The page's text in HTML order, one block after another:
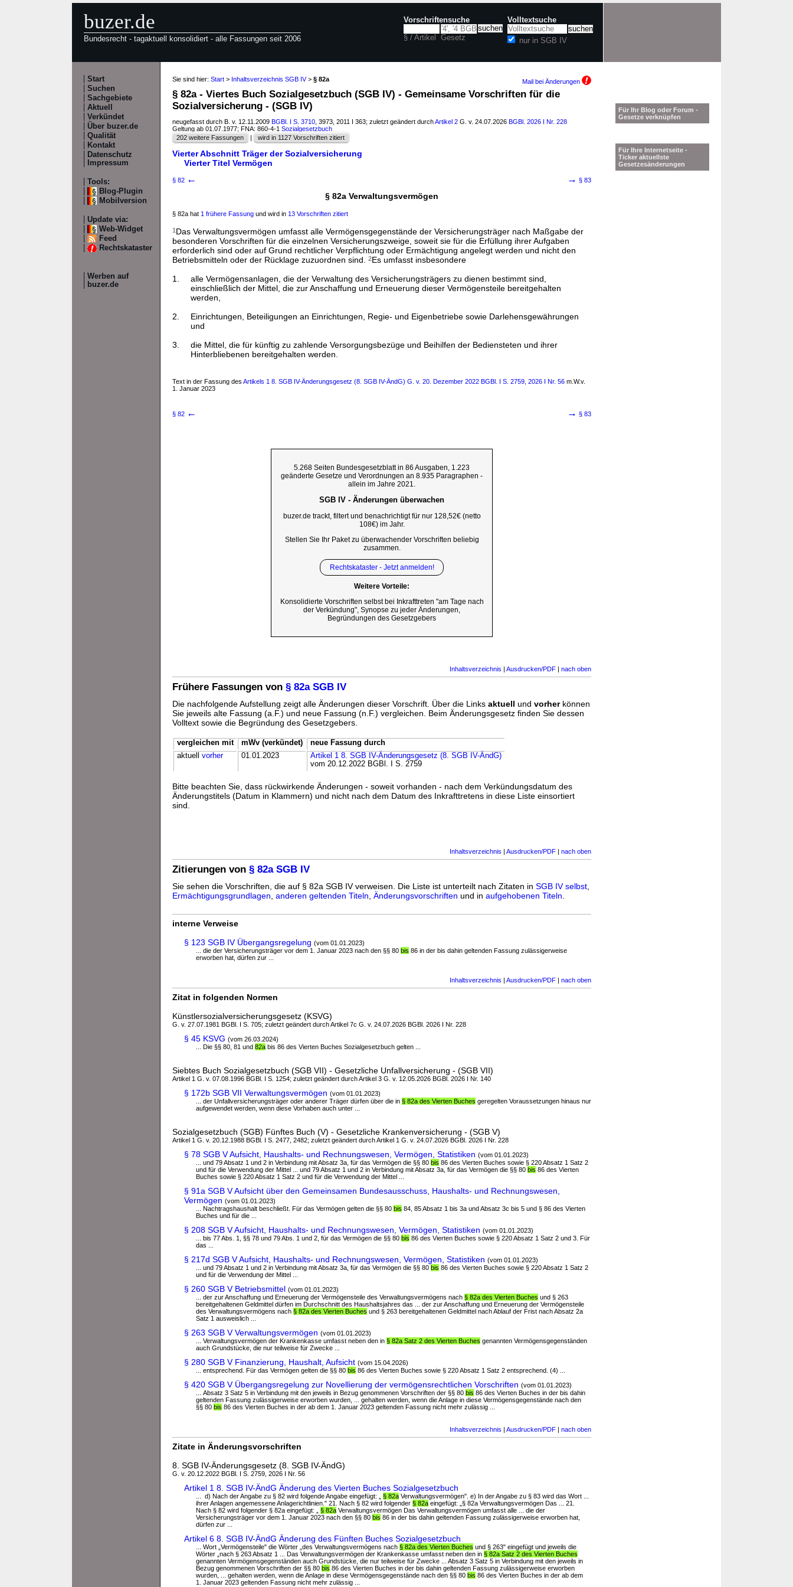
buzer.de
Bundesrecht - tagaktuell konsolidiert - alle Fassungen seit 2006
Vorschriftensuche
§ / Artikel Gesetz
Volltextsuche
nur in SGB IV
Start
Suchen
Sachgebiete
Aktuell
Verkündet
Über buzer.de
Qualität
Kontakt
Datenschutz
Impressum
Tools:
Blog-Plugin
Mobilversion
Update via:
Web-Widget
Feed
Rechtskataster
Werben auf
buzer.de
Sie sind hier: Start > Inhaltsverzeichnis SGB IV> § 82a Mail bei Änderungen
§ 82a - Viertes Buch Sozialgesetzbuch (SGB IV) - Gemeinsame Vorschriften für die
Sozialversicherung - (SGB IV)
neugefasst durch B. v. 12.11.2009 BGBl. I S. 3710 , 3973, 2011 I 363; zuletzt geändert durchArtikel 2 G. v. 24.07.2026 BGBl. 2026 I Nr. 228
Geltung ab 01.07.1977; FNA: 860-4-1 Sozialgesetzbuch
202 weitere Fassungen
| wird in 1127 Vorschriften zitiert
Vierter Abschnitt Träger der Sozialversicherung
Vierter Titel Vermögen
§ 82 ← → § 83
§ 82a Verwaltungsvermögen
§ 82a hat 1 frühere Fassung und wird in 13 Vorschriften zitiert
1Das Verwaltungsvermögen umfasst alle Vermögensgegenstände der Versicherungsträger nach Maßgabe der
besonderen Vorschriften für die einzelnen Versicherungszweige, soweit sie für die Erfüllung ihrer Aufgaben
erforderlich sind oder auf Grund rechtlicher Verpflichtung oder Ermächtigung angelegt werden und nicht den
Betriebsmitteln oder der Rücklage zuzuordnen sind.
2Es umfasst insbesondere
1.
alle Vermögensanlagen, die der Verwaltung des Versicherungsträgers zu dienen bestimmt sind,
einschließlich der Mittel, die zur Anschaffung und Erneuerung dieser Vermögensteile bereitgehalten
werden,
2.
Einrichtungen, Beteiligungen an Einrichtungen, Regie- und Eigenbetriebe sowie Darlehensgewährungen
und
3.
die Mittel, die für künftig zu zahlende Versorgungsbezüge und Beihilfen der Bediensteten und ihrer
Hinterbliebenen bereitgehalten werden.
Text in der Fassung des Artikels 1 8. SGB IV-Änderungsgesetz (8. SGB IV-ÄndG) G. v. 20. Dezember 2022 BGBl. I S. 2759, 2026 I Nr. 56 m.W.v.
1. Januar 2023
§ 82 ← → § 83
5.268 Seiten Bundesgesetzblatt in 86 Ausgaben, 1.223
geänderte Gesetze und Verordnungen an 8.935 Paragraphen -
allein im Jahre 2021.
SGB IV - Änderungen überwachen
buzer.de trackt, filtert und benachrichtigt für nur 128,52€ (netto
108€) im Jahr.
Stellen Sie Ihr Paket zu überwachender Vorschriften beliebig
zusammen.
Rechtskataster - Jetzt anmelden!
Weitere Vorteile:
Konsolidierte Vorschriften selbst bei Inkrafttreten "am Tage nach
der Verkündung", Synopse zu jeder Änderungen,
Begründungen des Gesetzgebers
Inhaltsverzeichnis | Ausdrucken/PDF | nach oben
Frühere Fassungen von § 82a SGB IV
Die nachfolgende Aufstellung zeigt alle Änderungen dieser Vorschrift. Über die Links aktuell und vorherkönnen
Sie jeweils alte Fassung (a.F.) und neue Fassung (n.F.) vergleichen. Beim Änderungsgesetz finden Sie dessen
Volltext sowie die Begründung des Gesetzgebers.
vergleichen mit mWv (verkündet)
neue Fassung durch
aktuell vorher 01.01.2023
Artikel 1 8. SGB IV-Änderungsgesetz (8. SGB IV-ÄndG)
vom 20.12.2022 BGBl. I S. 2759
Bitte beachten Sie, dass rückwirkende Änderungen - soweit vorhanden - nach dem Verkündungsdatum des
Änderungstitels (Datum in Klammern) und nicht nach dem Datum des Inkrafttretens in diese Liste einsortiert
sind.
Inhaltsverzeichnis | Ausdrucken/PDF | nach oben
Zitierungen von § 82a SGB IV
Sie sehen die Vorschriften, die auf § 82a SGB IV verweisen. Die Liste ist unterteilt nach Zitaten in SGB IV selbst
Ermächtigungsgrundlagen anderen geltenden Titeln Änderungsvorschriften und in aufgehobenen Titeln
interne Verweise
§ 123 SGB IV Übergangsregelung (vom 01.01.2023)
... die der Versicherungsträger vor dem 1. Januar 2023 nach den §§ 80 bis 86 in der bis dahin geltenden Fassung zulässigerweise
erworben hat, dürfen zur ...
Inhaltsverzeichnis | Ausdrucken/PDF | nach oben
Zitat in folgenden Normen
Künstlersozialversicherungsgesetz (KSVG)
G. v. 27.07.1981 BGBl. I S. 705; zuletzt geändert durch Artikel 7c G. v. 24.07.2026 BGBl. 2026 I Nr. 228
§ 45 KSVG (vom 26.03.2024)
... Die §§ 80, 81 und 82a bis 86 des Vierten Buches Sozialgesetzbuch gelten ...
Siebtes Buch Sozialgesetzbuch (SGB VII) - Gesetzliche Unfallversicherung - (SGB VII)
Artikel 1 G. v. 07.08.1996 BGBl. I S. 1254; zuletzt geändert durch Artikel 3 G. v. 12.05.2026 BGBl. 2026 I Nr. 140
§ 172b SGB VII Verwaltungsvermögen (vom 01.01.2023)
... der Unfallversicherungsträger oder anderer Träger dürfen über die in § 82a des Vierten Buches geregelten Voraussetzungen hinaus nur
aufgewendet werden, wenn diese Vorhaben auch unter ...
Sozialgesetzbuch (SGB) Fünftes Buch (V) - Gesetzliche Krankenversicherung - (SGB V)
Artikel 1 G. v. 20.12.1988 BGBl. I S. 2477, 2482; zuletzt geändert durch Artikel 1 G. v. 24.07.2026 BGBl. 2026 I Nr. 228
§ 78 SGB V Aufsicht, Haushalts- und Rechnungswesen, Vermögen, Statistiken (vom 01.01.2023)
... und 79 Absatz 1 und 2 in Verbindung mit Absatz 3a, für das Vermögen die §§ 80 bis 86 des Vierten Buches sowie § 220 Absatz 1 Satz 2
und für die Verwendung der Mittel ... und 79 Absatz 1 und 2 in Verbindung mit Absatz 3a, für das Vermögen die §§ 80 bis 86 des Vierten
Buches sowie § 220 Absatz 1 Satz 2 und für die Verwendung der Mittel ...
§ 91a SGB V Aufsicht über den Gemeinsamen Bundesausschuss, Haushalts- und Rechnungswesen,
Vermögen (vom 01.01.2023)
... Nachtragshaushalt beschließt. Für das Vermögen gelten die §§ 80 bis 84, 85 Absatz 1 bis 3a und Absatz 3c bis 5 und § 86 des Vierten
Buches und für die ...
§ 208 SGB V Aufsicht, Haushalts- und Rechnungswesen, Vermögen, Statistiken (vom 01.01.2023)
... bis 77 Abs. 1, §§ 78 und 79 Abs. 1 und 2, für das Vermögen die §§ 80 bis 86 des Vierten Buches sowie § 220 Absatz 1 Satz 2 und 3. Für
das ...
§ 217d SGB V Aufsicht, Haushalts- und Rechnungswesen, Vermögen, Statistiken (vom 01.01.2023)
... und 79 Absatz 1 und 2 in Verbindung mit Absatz 3a, für das Vermögen die §§ 80 bis 86 des Vierten Buches sowie § 220 Absatz 1 Satz 2
und für die Verwendung der Mittel ...
§ 260 SGB V Betriebsmittel (vom 01.01.2023)
... der zur Anschaffung und Erneuerung der Vermögensteile des Verwaltungsvermögens nach § 82a des Vierten Buches und § 263
bereitgehaltenen Geldmittel dürfen im Durchschnitt des Haushaltsjahres das ... der zur Anschaffung und Erneuerung der Vermögensteile
des Verwaltungsvermögens nach § 82a des Vierten Buches und § 263 bereitgehaltenen Geldmittel nach Ablauf der Frist nach Absatz 2a
Satz 1 ausweislich ...
§ 263 SGB V Verwaltungsvermögen (vom 01.01.2023)
... Verwaltungsvermögen der Krankenkasse umfasst neben den in § 82a Satz 2 des Vierten Buches genannten Vermögensgegenständen
auch Grundstücke, die nur teilweise für Zwecke ...
§ 280 SGB V Finanzierung, Haushalt, Aufsicht (vom 15.04.2026)
... entsprechend. Für das Vermögen gelten die §§ 80 bis 86 des Vierten Buches sowie § 220 Absatz 1 Satz 2 entsprechend. (4) ...
§ 420 SGB V Übergangsregelung zur Novellierung der vermögensrechtlichen Vorschriften (vom 01.01.2023)
... Absatz 3 Satz 5 in Verbindung mit den jeweils in Bezug genommenen Vorschriften der §§ 80 bis 86 des Vierten Buches in der bis dahin
geltenden Fassung zulässigerweise erworben wurden, ... gehalten werden, wenn die Anlage in diese Vermögensgegenstände nach den
§§ 80 bis 86 des Vierten Buches in der ab dem 1. Januar 2023 geltenden Fassung nicht mehr zulässig ...
Inhaltsverzeichnis | Ausdrucken/PDF | nach oben
Zitate in Änderungsvorschriften
8. SGB IV-Änderungsgesetz (8. SGB IV-ÄndG)
G. v. 20.12.2022 BGBl. I S. 2759, 2026 I Nr. 56
Artikel 1 8. SGB IV-ÄndG Änderung des Vierten Buches Sozialgesetzbuch
... d) Nach der Angabe zu § 82 wird folgende Angabe eingefügt: „ § 82a Verwaltungsvermögen". e) In der Angabe zu § 83 wird das Wort ...
ihrer Anlagen angemessene Anlagerichtlinien." 21. Nach § 82 wird folgender § 82a eingefügt: „§ 82a Verwaltungsvermögen Das ... 21.
Nach § 82 wird folgender § 82a eingefügt: „ § 82a Verwaltungsvermögen Das Verwaltungsvermögen umfasst alle ... die der
Versicherungsträger vor dem 1. Januar 2023 nach den §§ 80 bis 86 in der bis dahin geltenden Fassung zulässigerweise erworben hat,
dürfen zur ...
Artikel 6 8. SGB IV-ÄndG Änderung des Fünften Buches Sozialgesetzbuch
... Wort „Vermögensteile" die Wörter „des Verwaltungsvermögens nach § 82a des Vierten Buches und § 263" eingefügt und jeweils die
Wörter „nach § 263 Absatz 1 ... Das Verwaltungsvermögen der Krankenkasse umfasst neben den in § 82a Satz 2 des Vierten Buches
genannten Vermögensgegenständen auch Grundstücke, die nur teilweise für Zwecke ... Absatz 3 Satz 5 in Verbindung mit den jeweils in
Bezug genommenen Vorschriften der §§ 80 bis 86 des Vierten Buches in der bis dahin geltenden Fassung zulässigerweise erworben
wurden, ... gehalten werden, wenn die Anlage in diese Vermögensgegenstände nach den §§ 80 bis 86 des Vierten Buches in der ab dem
1. Januar 2023 geltenden Fassung nicht mehr zulässig ...
Für Ihr Blog oder Forum -
Gesetze verknüpfen
Für Ihre Internetseite -
Ticker aktuellste
Gesetzesänderungen